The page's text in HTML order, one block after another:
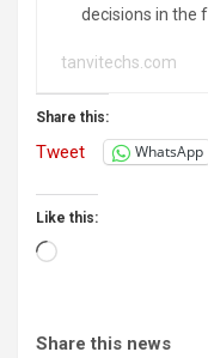
decisions in the
tanvitechs.com
Share this:
Tweet WhatsApp
Like this:
Loading…
Share this news